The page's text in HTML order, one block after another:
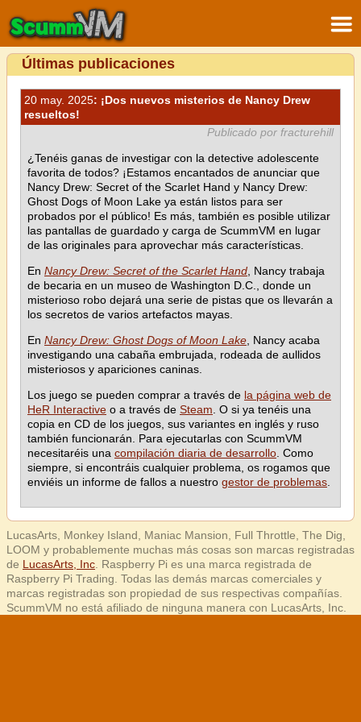
Últimas publicaciones
20 may. 2025: ¡Dos nuevos misterios de Nancy Drew
resueltos!
Publicado por fracturehill
¿Tenéis ganas de investigar con la detective adolescente
favorita de todos? ¡Estamos encantados de anunciar que
Nancy Drew: Secret of the Scarlet Hand y Nancy Drew:
Ghost Dogs of Moon Lake ya están listos para ser
probados por el público! Es más, también es posible utilizar
las pantallas de guardado y carga de ScummVM en lugar
de las originales para aprovechar más características.
En Nancy Drew: Secret of the Scarlet Hand , Nancy trabaja
de becaria en un museo de Washington D.C., donde un
misterioso robo dejará una serie de pistas que os llevarán a
los secretos de varios artefactos mayas.
En Nancy Drew: Ghost Dogs of Moon Lake , Nancy acaba
investigando una cabaña embrujada, rodeada de aullidos
misteriosos y apariciones caninas.
Los juego se pueden comprar a través de la página web de
HeR Interactive o a través de Steam . O si ya tenéis una
copia en CD de los juegos, sus variantes en inglés y ruso
también funcionarán. Para ejecutarlas con ScummVM
necesitaréis una compilación diaria de desarrollo . Como
siempre, si encontráis cualquier problema, os rogamos que
enviéis un informe de fallos a nuestro gestor de problemas
LucasArts, Monkey Island, Maniac Mansion, Full Throttle, The Dig,
LOOM y probablemente muchas más cosas son marcas registradas
de LucasArts, Inc . Raspberry Pi es una marca registrada de
Raspberry Pi Trading. Todas las demás marcas comerciales y
marcas registradas son propiedad de sus respectivas compañías.
ScummVM no está afiliado de ninguna manera con LucasArts, Inc.